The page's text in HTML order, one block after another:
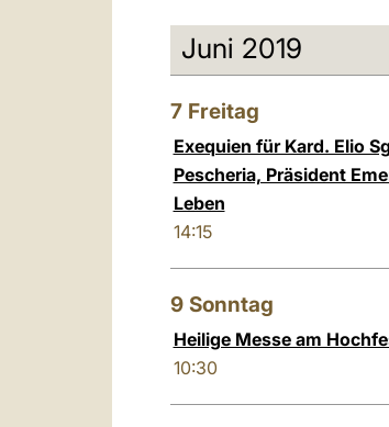
Juni 2019
7 Freitag
Exequien für Kard. Elio
Pescheria, Präsident
Leben
14:15
9 Sonntag
Heilige Messe am
10:30